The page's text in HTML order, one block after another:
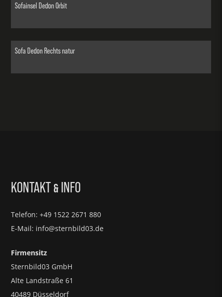
Sofainsel Dedon Orbit
Sofa Dedon Rechts natur
KONTAKT& INFO
Telefon: +49 1522 2671 880
E-Mail: info@sternbild03.de
Firmensitz
Sternbild03 GmbH
Alte Landstraße 61
40489 Düsseldorf